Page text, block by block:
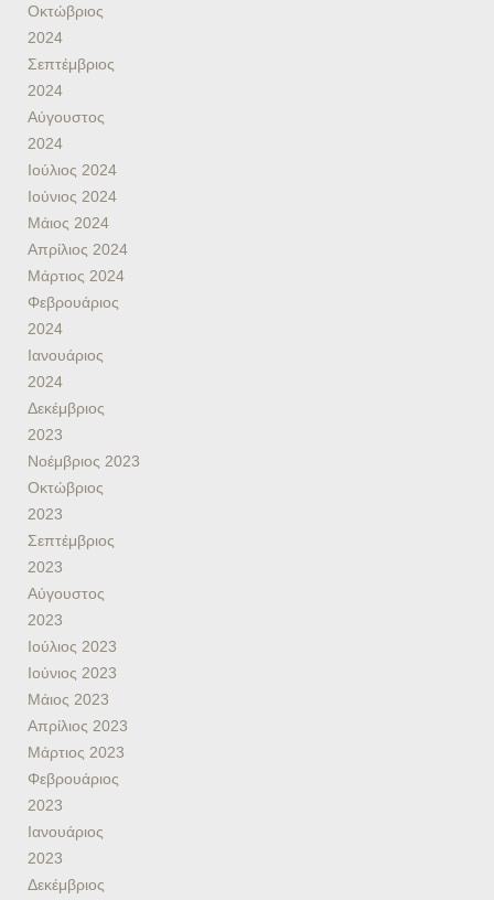
Οκτώβριος
2024
Σεπτέμβριος
2024
Αύγουστος
2024
Ιούλιος 2024
Ιούνιος 2024
Μάιος 2024
Απρίλιος 2024
Μάρτιος 2024
Φεβρουάριος
2024
Ιανουάριος
2024
Δεκέμβριος
2023
Νοέμβριος 2023
Οκτώβριος
2023
Σεπτέμβριος
2023
Αύγουστος
2023
Ιούλιος 2023
Ιούνιος 2023
Μάιος 2023
Απρίλιος 2023
Μάρτιος 2023
Φεβρουάριος
2023
Ιανουάριος
2023
Δεκέμβριος